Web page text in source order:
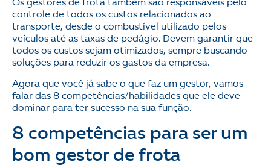
Os gestores de frota também são responsáveis pelo
controle de todos os custos relacionados ao
transporte, desde o combustível utilizado pelos
veículos até as taxas de pedágio. Devem garantir que
todos os custos sejam otimizados, sempre buscando
soluções para reduzir os gastos da empresa.
Agora que você já sabe o que faz um gestor, vamos
falar das 8 competências/habilidades que ele deve
dominar para ter sucesso na sua função.
8 competências para ser um
bom gestor de frota